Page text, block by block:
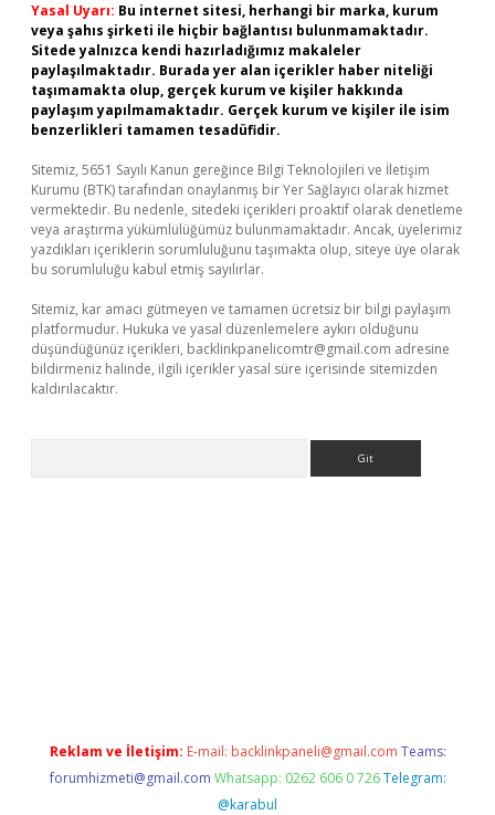
Yasal Uyarı: Bu internet sitesi, herhangi bir marka, kurum
veya şahıs şirketi ile hiçbir bağlantısı bulunmamaktadır.
Sitede yalnızca kendi hazırladığımız makaleler
paylaşılmaktadır. Burada yer alan içerikler haber niteliği
taşımamakta olup, gerçek kurum ve kişiler hakkında
paylaşım yapılmamaktadır. Gerçek kurum ve kişiler ile isim
benzerlikleri tamamen tesadüfidir.
Sitemiz, 5651 Sayılı Kanun gereğince Bilgi Teknolojileri ve İletişim
Kurumu (BTK) tarafından onaylanmış bir Yer Sağlayıcı olarak hizmet
vermektedir. Bu nedenle, sitedeki içerikleri proaktif olarak denetleme
veya araştırma yükümlülüğümüz bulunmamaktadır. Ancak, üyelerimiz
yazdıkları içeriklerin sorumluluğunu taşımakta olup, siteye üye olarak
bu sorumluluğu kabul etmiş sayılırlar.
Sitemiz, kar amacı gütmeyen ve tamamen ücretsiz bir bilgi paylaşım
platformudur. Hukuka ve yasal düzenlemelere aykırı olduğunu
düşündüğünüz içerikleri, backlinkpanelicomtr@gmail.com adresine
bildirmeniz halinde, ilgili içerikler yasal süre içerisinde sitemizden
kaldırılacaktır.
Reklam ve İletişim: E-mail: backlinkpaneli@gmail.com Teams:
forumhizmeti@gmail.com Whatsapp: 0262 606 0 726 Telegram:
@karabul